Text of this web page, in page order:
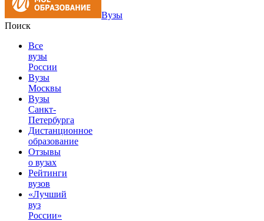
Вузы
Поиск
Все
вузы
России
Вузы
Москвы
Вузы
Санкт-
Петербурга
Дистанционное
образование
Отзывы
о вузах
Рейтинги
вузов
«Лучший
вуз
России»